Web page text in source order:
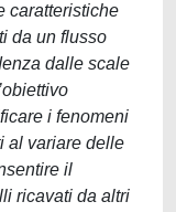
caratteristiche
da un flusso
dalle scale
i fenomeni
al variare delle
il
ricavati da altri